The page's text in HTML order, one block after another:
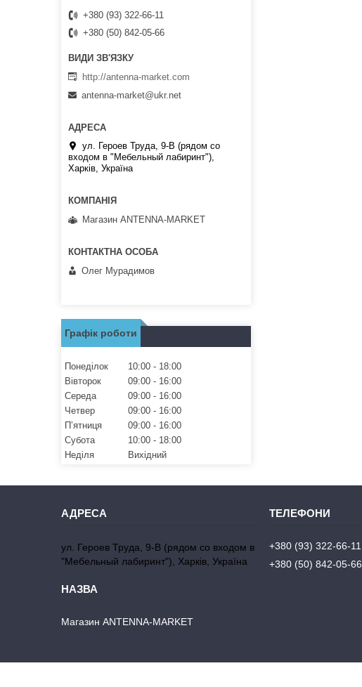
+380 (93) 322-66-11
+380 (50) 842-05-66
http://antenna-market.com
antenna-market@ukr.net
ул. Героев Труда, 9-В (рядом со
входом в "Мебельный лабиринт"),
Харків, Україна
Магазин ANTENNA-MARKET
Олег Мурадимов
Графік роботи
Понеділок 10:00
18:00
Вівторок
09:00
16:00
Середа
09:00
16:00
Четвер
09:00
16:00
Пʼятниця
09:00
16:00
Субота
10:00
18:00
Неділя
Вихідний
ул. Героев Труда, 9-В (рядом со входом в
"Мебельный лабиринт"), Харків, Україна
Магазин ANTENNA-MARKET
+380 (93) 322-66-11
+380 (50) 842-05-66